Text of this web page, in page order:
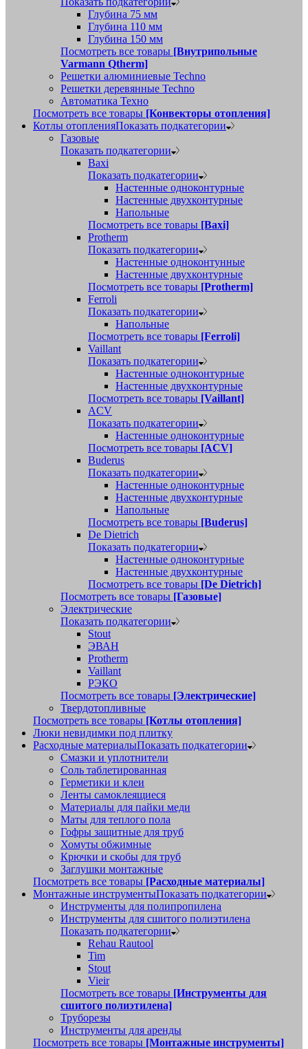
Глубина 75 мм
Глубина 110 мм
Глубина 150 мм
Посмотреть все товары [Внутрипольные
Varmann Qtherm]
Решетки алюминиевые Techno
Решетки деревянные Techno
Автоматика Техно
Посмотреть все товары [Конвекторы отопления]
Котлы отопленияПоказать подкатегории
Газовые
Показать подкатегории
Baxi
Показать подкатегории
Настенные одноконтурные
Настенные двухконтурные
Напольные
Посмотреть все товары [Baxi]
Protherm
Показать подкатегории
Настенные одноконтунные
Настенные двухконтурные
Посмотреть все товары [Protherm]
Ferroli
Показать подкатегории
Напольные
Посмотреть все товары [Ferroli]
Vaillant
Показать подкатегории
Настенные одноконтурные
Настенные двухконтурные
Посмотреть все товары [Vaillant]
ACV
Показать подкатегории
Настенные одноконтурные
Посмотреть все товары [ACV]
Buderus
Показать подкатегории
Настенные одноконтурные
Настенные двухконтурные
Напольные
Посмотреть все товары [Buderus]
De Dietrich
Показать подкатегории
Настенные одноконтурные
Настенные двухконтурные
Посмотреть все товары [De Dietrich]
Посмотреть все товары [Газовые]
Электрические
Показать подкатегории
Stout
ЭВАН
Protherm
Vaillant
РЭКО
Посмотреть все товары [Электрические]
Твердотопливные
Посмотреть все товары [Котлы отопления]
Люки невидимки под плитку
Расходные материалыПоказать подкатегории
Смазки и уплотнители
Соль таблетированная
Герметики и клеи
Ленты самоклеящиеся
Материалы для пайки меди
Маты для теплого пола
Гофры защитные для труб
Хомуты обжимные
Крючки и скобы для труб
Заглушки монтажные
Посмотреть все товары [Расходные материалы]
Монтажные инструментыПоказать подкатегории
Инструменты для полипропилена
Инструменты для сшитого полиэтилена
Показать подкатегории
Rehau Rautool
Tim
Stout
Vieir
Посмотреть все товары [Инструменты для
сшитого полиэтилена]
Труборезы
Инструменты для аренды
Посмотреть все товары [Монтажные инструменты]